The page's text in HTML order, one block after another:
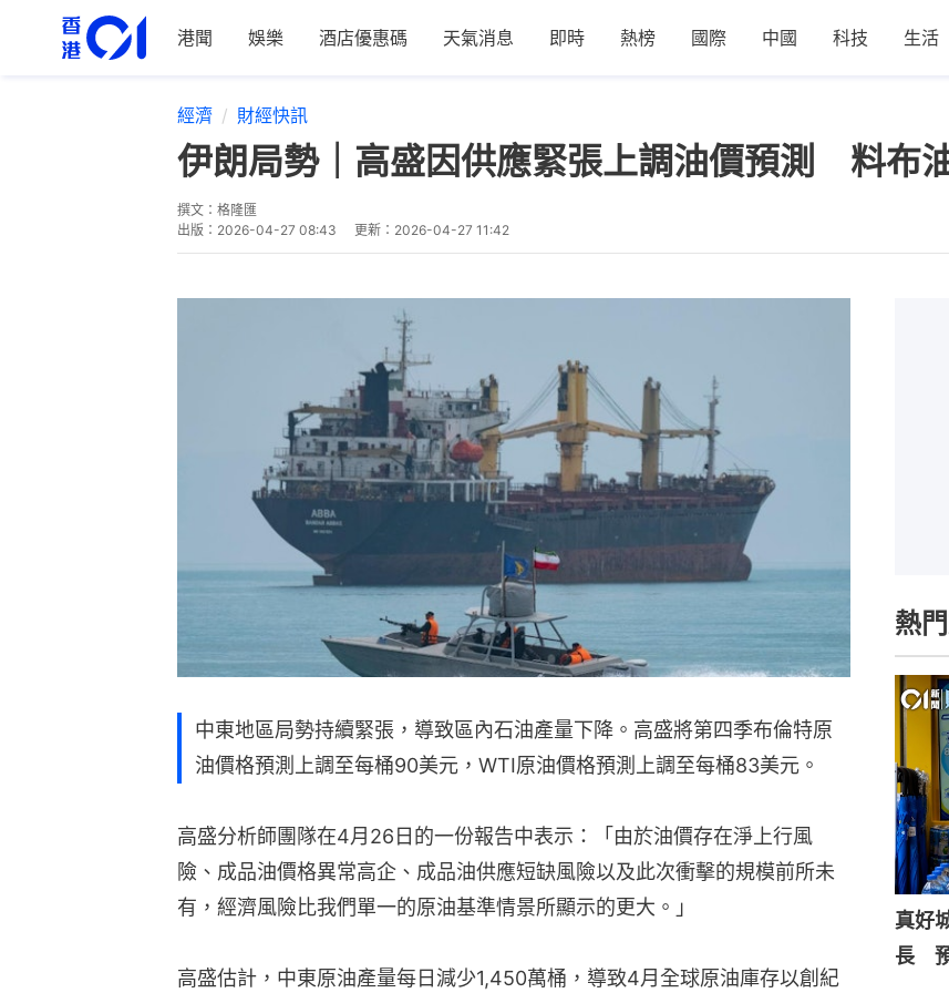
港聞 娛樂 酒店優惠碼 天氣消息 即時 熱榜 國際 中國 科技 生活
經濟 財經快訊
伊朗局勢｜高盛因供應緊張上調油價預測 料布
撰文： 格隆匯
出版： 2026-04-27 08:43 更新： 2026-04-27 11:42
中東地區局勢持續緊張，導致區內石油產量下降。高盛將第四季布倫特原
油價格預測上調至每桶90美元，WTI原油價格預測上調至每桶83美元。
高盛分析師團隊在4月26日的一份報告中表示：「由於油價存在淨上行風
險、成品油價格異常高企、成品油供應短缺風險以及此次衝擊的規模前所未
有，經濟風險比我們單一的原油基準情景所顯示的更大。」
高盛估計，中東原油產量每日減少1,450萬桶，導致4月全球原油庫存以創紀
熱
真好
長 預